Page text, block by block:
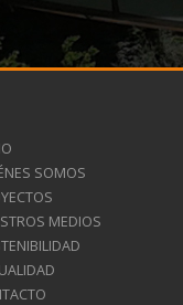
SOMOS
MEDIOS